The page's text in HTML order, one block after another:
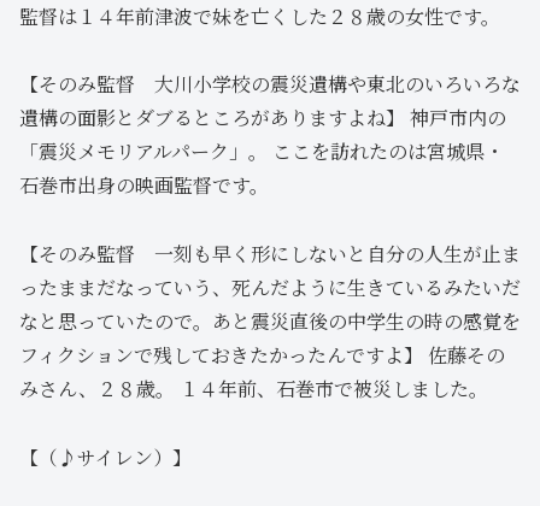
監督は１４年前津波で妹を亡くした２８歳の女性です。
【そのみ監督 大川小学校の震災遺構や東北のいろいろな
遺構の面影とダブるところがありますよね】 神戸市内の
「震災メモリアルパーク」。 ここを訪れたのは宮城県・
石巻市出身の映画監督です。
【そのみ監督 一刻も早く形にしないと自分の人生が止ま
ったままだなっていう、死んだように生きているみたいだ
なと思っていたので。あと震災直後の中学生の時の感覚を
フィクションで残しておきたかったんですよ】 佐藤その
みさん、２８歳。 １４年前、石巻市で被災しました。
【（♪サイレン）】